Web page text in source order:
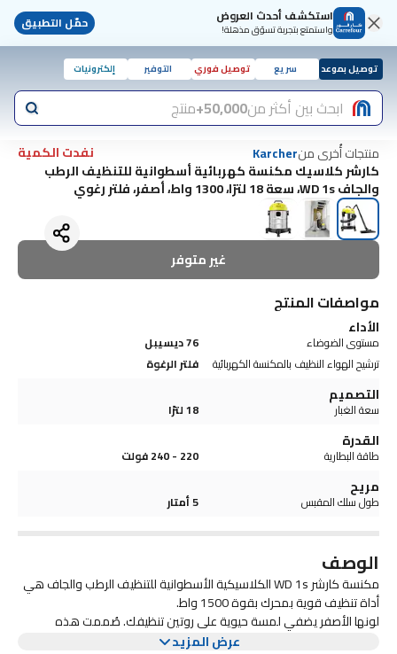
استكشف أحدث العروض
واستمتع بتجربة تسوّق مذهلة! حمّل التطبيق
توصيل بموعد سريع توصيل فوري التوفير إلكترونيات
ابحث بين أكثر من50,000+ منتج
منتجات أُخرى منKarcher
نفدت الكمية
كارشر كلاسيك مكنسة كهربائية أسطوانية للتنظيف الرطب
والجاف WD 1s، سعة 18 لترًا، 1300 واط، أصفر، فلتر رغوي
غير متوفر
مواصفات المنتج
الأداء
مستوى الضوضاء
76 ديسيبل
ترشيح الهواء النظيف بالمكنسة الكهربائية
فلتر الرغوة
التصميم
سعة الغبار 18 لترًا
القدرة
طاقة البطارية 220 - 240 فولت
مريح
طول سلك المقبس 5 أمتار
الوصف
مكنسة كارشر WD 1s الكلاسيكية الأسطوانية للتنظيف الرطب والجاف هي
أداة تنظيف قوية بمحرك بقوة 1500 واط.
لونها الأصفر يضفي لمسة حيوية على روتين تنظيفك. صُممت هذه
المكنسة الكهربائية للتعامل مع مهام التنظيف الرطب والجاف على حد
عرض المزيد